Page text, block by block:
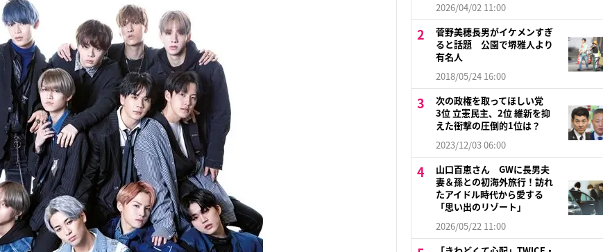
2026/04/02 11:00
菅野美穂長男がイケメンすぎ
ると話題 公園で堺雅人より
有名人
2018/05/24 16:00
次の政権を取ってほしい党
3位 立憲民主、2位 維新を抑
えた衝撃の圧倒的1位は？
2023/12/03 06:00
山口百恵さん GWに長男夫
妻＆孫との初海外旅行！訪れ
たアイドル時代から愛する
「思い出のリゾート」
2026/05/22 11:00